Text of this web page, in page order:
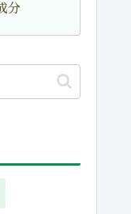
分